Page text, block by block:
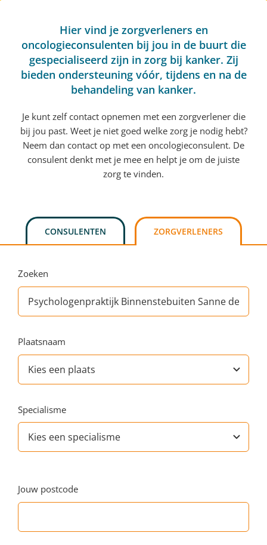
Hier vind je zorgverleners en
oncologieconsulenten bij jou in de buurt die
gespecialiseerd zijn in zorg bij kanker. Zij
bieden ondersteuning vóór, tijdens en na de
behandeling van kanker.
Je kunt zelf contact opnemen met een zorgverlener die
bij jou past. Weet je niet goed welke zorg je nodig hebt?
Neem dan contact op met een oncologieconsulent. De
consulent denkt met je mee en helpt je om de juiste
zorg te vinden.
CONSULENTEN ZORGVERLENERS
Zoeken
Plaatsnaam
Specialisme
Jouw postcode